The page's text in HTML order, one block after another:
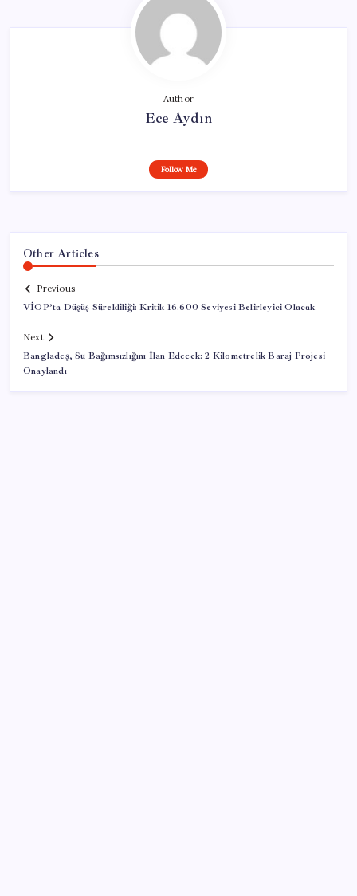
Author
Ece Aydın
Follow Me
Other Articles
Previous
VİOP’ta Düşüş Sürekliliği: Kritik 16.600 Seviyesi Belirleyici Olacak
Next
Bangladeş, Su Bağımsızlığını İlan Edecek: 2 Kilometrelik Baraj Projesi
Onaylandı